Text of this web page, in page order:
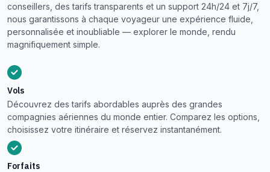
conseillers, des tarifs transparents et un support 24h/24 et 7j/7,
nous garantissons à chaque voyageur une expérience fluide,
personnalisée et inoubliable — explorer le monde, rendu
magnifiquement simple.
Vols
Découvrez des tarifs abordables auprès des grandes
compagnies aériennes du monde entier. Comparez les options,
choisissez votre itinéraire et réservez instantanément.
Forfaits